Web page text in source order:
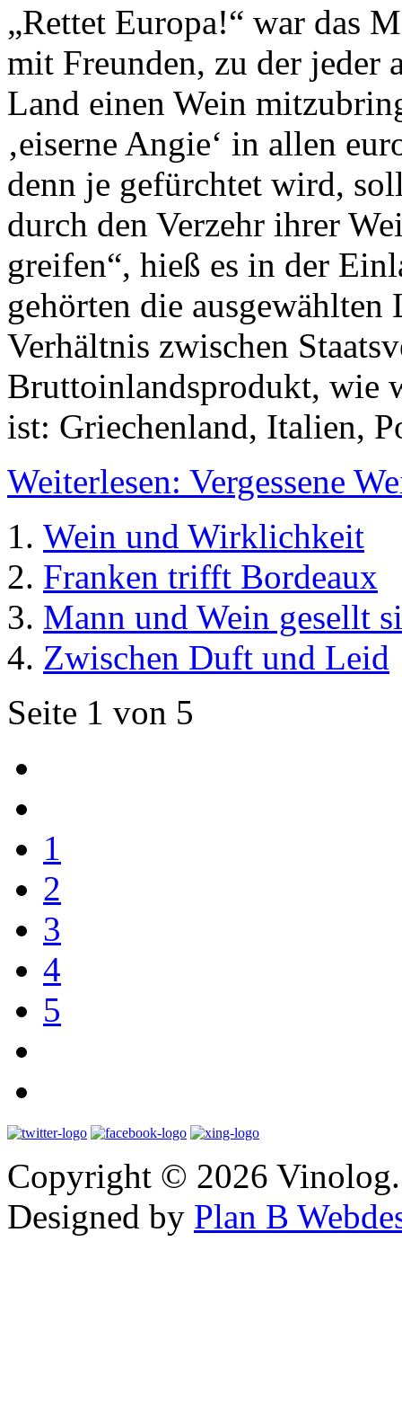
„Rettet Europa!“ war das
mit Freunden, zu der jeder
Land einen Wein
‚eiserne Angie‘ in allen
denn je gefürchtet wird,
durch den Verzehr ihrer
greifen“, hieß es in der
gehörten die ausgewählten
Verhältnis zwischen
Bruttoinlandsprodukt, wie
ist: Griechenland, Italien,
Weiterlesen: Vergessene
Wein und Wirklichkeit
Franken trifft Bordeaux
Mann und Wein gesellt
Zwischen Duft und Leid
Seite 1 von 5
1
2
3
4
5
Copyright © 2026
Designed by Plan B